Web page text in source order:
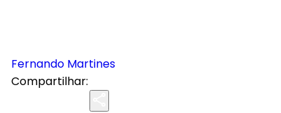
Fernando Martines
Compartilhar: